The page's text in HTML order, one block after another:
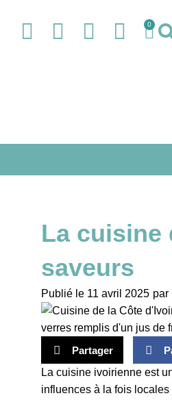
0
La cuisine
saveurs
Publié le 11 avril 2025 par
Partager
La cuisine ivoirienne est
influences à la fois